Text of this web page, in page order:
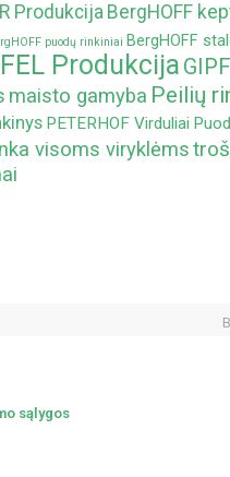
Produkcija BergHOFF
puodų rinkiniai BergHOFF
Produkcija
maisto gamyba Peilių
PETERHOF Virduliai
visoms viryklėms
sąlygos